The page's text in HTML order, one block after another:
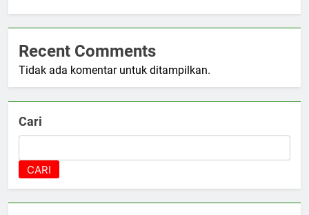
Recent Comments
Tidak ada komentar untuk ditampilkan.
Cari
CARI